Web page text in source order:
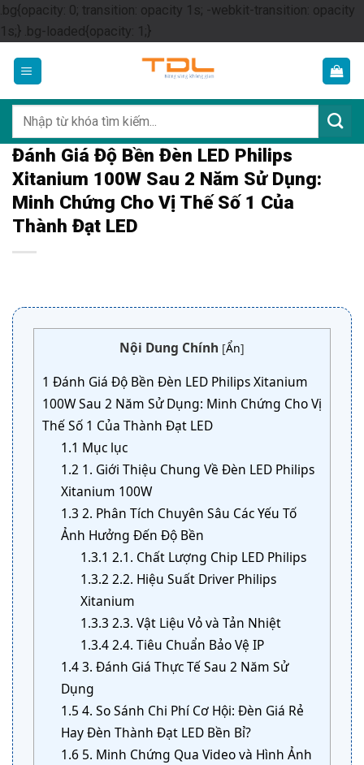
.bg{opacity: 0; transition: opacity 1s; -webkit-transition: opacity
1s;} .bg-loaded{opacity: 1;}Skip
content
kiếm:
Đánh Giá Độ Bền Đèn LED Philips
Xitanium 100W Sau 2 Năm Sử Dụng:
Minh Chứng Cho Vị Thế Số 1 Của
Thành Đạt LED
Nội Dung Chính [Ẩn]
1 Đánh Giá Độ Bền Đèn LED Philips Xitanium
100W Sau 2 Năm Sử Dụng: Minh Chứng Cho Vị
Thế Số 1 Của Thành Đạt LED
1.1 Mục lục
1.2 1. Giới Thiệu Chung Về Đèn LED Philips
Xitanium 100W
1.3 2. Phân Tích Chuyên Sâu Các Yếu Tố
Ảnh Hưởng Đến Độ Bền
1.3.1 2.1. Chất Lượng Chip LED Philips
1.3.2 2.2. Hiệu Suất Driver Philips
Xitanium
1.3.3 2.3. Vật Liệu Vỏ và Tản Nhiệt
1.3.42.4. Tiêu Chuẩn Bảo Vệ IP
1.43. Đánh Giá Thực Tế Sau 2 Năm Sử
Dụng
1.5 4. So Sánh Chi Phí Cơ Hội: Đèn Giá Rẻ
Hay Đèn Thành Đạt LED Bền Bỉ?
1.6 5. Minh Chứng Qua Video và Hình Ảnh